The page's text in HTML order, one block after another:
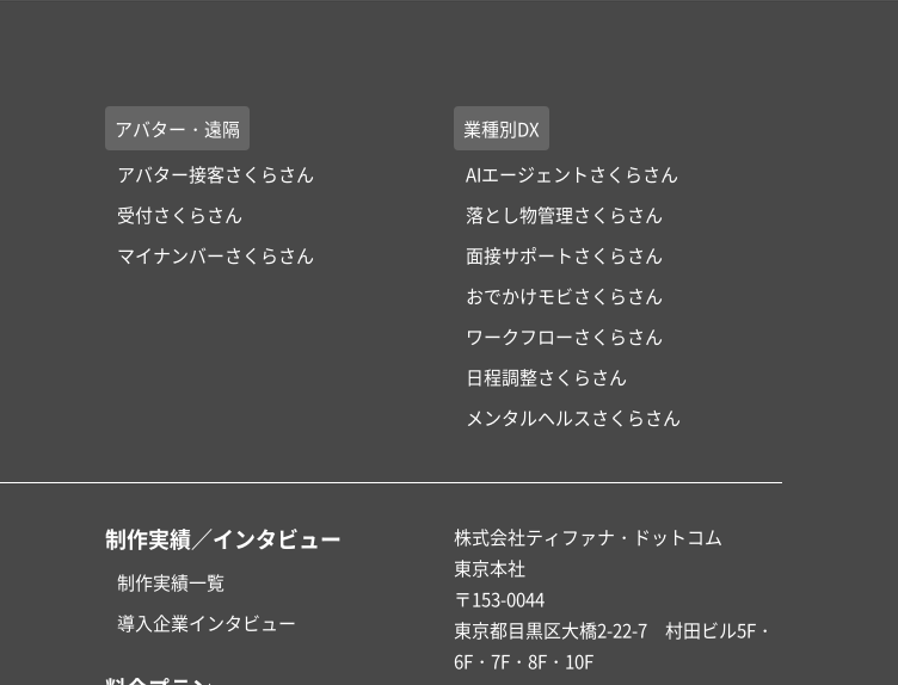
アバター・遠隔
アバター接客さくらさん
受付さくらさん
マイナンバーさくらさん
業種別DX
AIエージェントさくらさん
落とし物管理さくらさん
面接サポートさくらさん
おでかけモビさくらさん
ワークフローさくらさん
日程調整さくらさん
メンタルヘルスさくらさん
制作実績／インタビュー
制作実績一覧
導入企業インタビュー
株式会社ティファナ・ドットコム
東京本社
〒153-0044
東京都目黒区大橋2-22-7 村田ビル5F・
6F・7F・8F・10F